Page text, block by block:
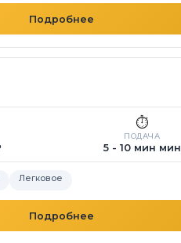
Подробнее
⏱️
ПОДАЧА
5 - 10 мин мин
Легковое
Подробнее